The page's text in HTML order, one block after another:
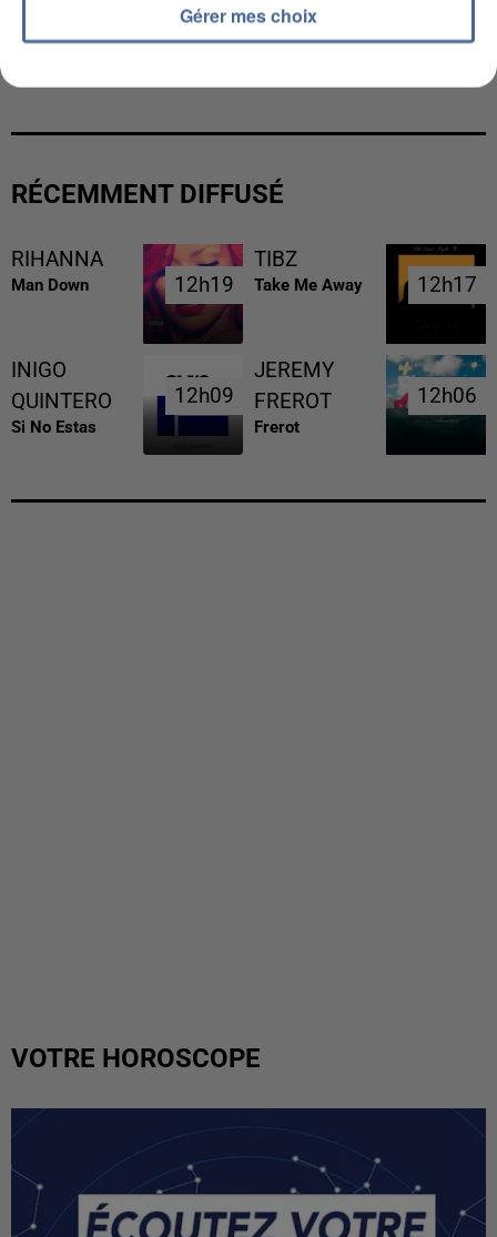
UNE TOURISTE DE L’OISE EMPORTÉE PAR UNE
RÉCEMMENT DIFFUSÉ
RIHANNA
Man Down 12h19
12h19
TIBZ
Take Me Away 12h17
12h17
INIGO
QUINTERO
Si No Estas
12h09
12h09
JEREMY
FREROT
Frerot
12h06
12h06
VOTRE HOROSCOPE
Gérer mes choix